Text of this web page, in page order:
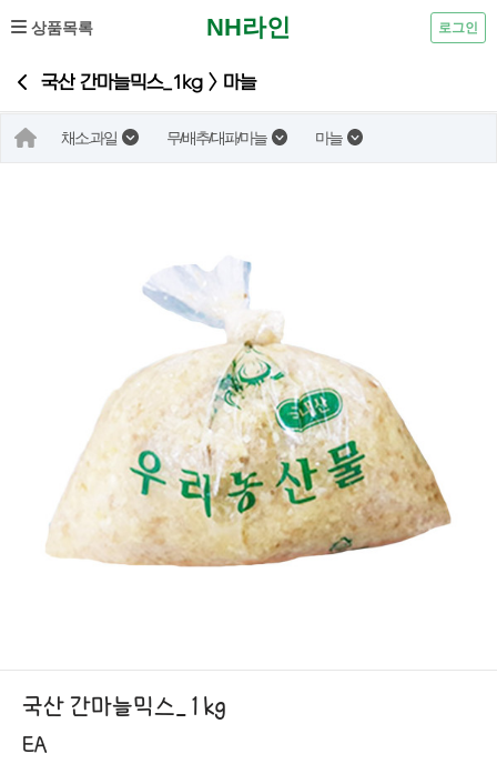
NH라인
상품목록 로그인
국산 간마늘믹스_1kg > 마늘
채소.과일 무/배추/대파/마늘 마늘
국산 간마늘믹스_1kg
EA